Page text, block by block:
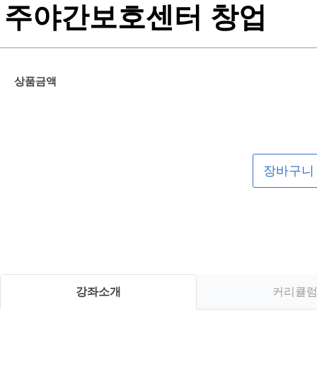
주야간보호센터 창업
상품금액
장바구니
강좌소개 커리큘